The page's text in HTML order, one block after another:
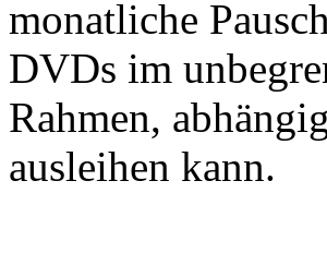
monatliche
DVDs im
Rahmen,
ausleihen kann.